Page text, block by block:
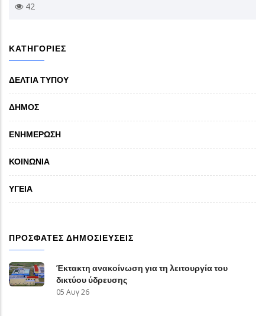
42
ΚΑΤΗΓΟΡΙΕΣ
ΔΕΛΤΙΑ ΤΥΠΟΥ
ΔΗΜΟΣ
ΕΝΗΜΕΡΩΣΗ
ΚΟΙΝΩΝΙΑ
ΥΓΕΙΑ
ΠΡΟΣΦΑΤΕΣ ΔΗΜΟΣΙΕΥΣΕΙΣ
Έκτακτη ανακοίνωση για τη λειτουργία του
δικτύου ύδρευσης
05 Αυγ 26